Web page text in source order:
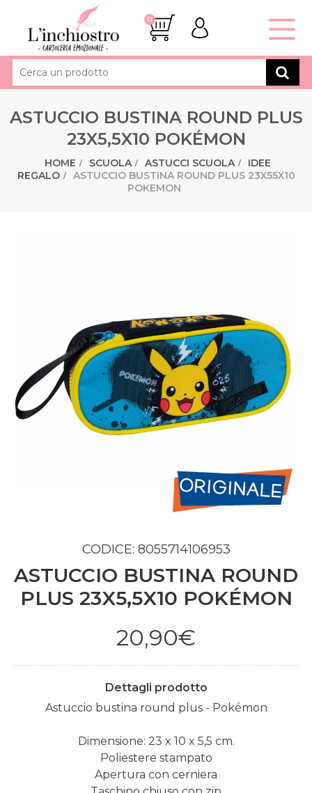
0
ASTUCCIO BUSTINA ROUND PLUS
23X5,5X10 POKÉMON
HOME SCUOLA ASTUCCI SCUOLA
IDEE
REGALO
ASTUCCIO BUSTINA ROUND PLUS 23X55X10
POKEMON
CODICE: 8055714106953
ASTUCCIO BUSTINA ROUND
PLUS 23X5,5X10 POKÉMON
20,90€
Dettagli prodotto
Astuccio bustina round plus - Pokémon
Dimensione: 23 x 10 x 5,5 cm.
Poliestere stampato
Apertura con cerniera